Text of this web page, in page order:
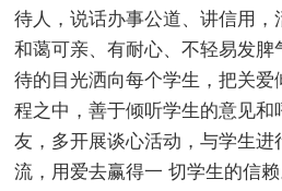
待人，说话办事公道、讲信用，
和蔼可亲、有耐心、不轻易发脾
待的目光洒向每个学生，把关爱
程之中，善于倾听学生的意见和
友，多开展谈心活动，与学生进
流，用爱去赢得一 切学生的信